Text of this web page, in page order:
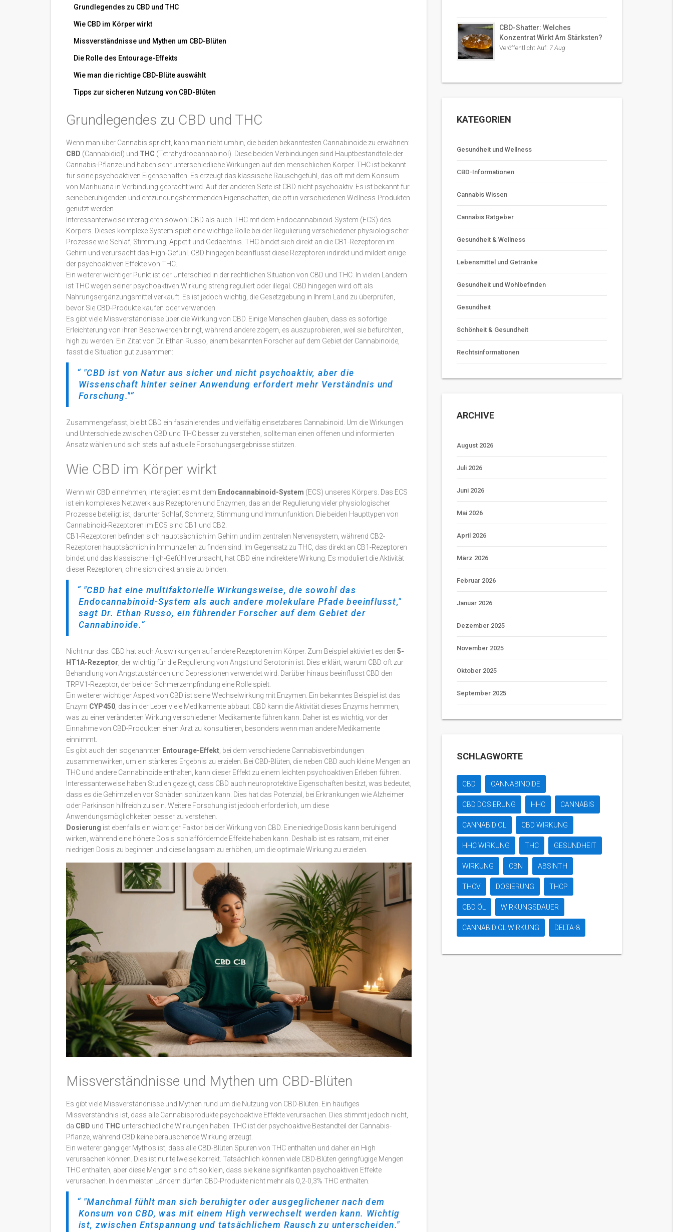
Grundlegendes zu CBD und THC
Wie CBD im Körper wirkt
Missverständnisse und Mythen um CBD-Blüten
Die Rolle des Entourage-Effekts
Wie man die richtige CBD-Blüte auswählt
Tipps zur sicheren Nutzung von CBD-Blüten
Grundlegendes zu CBD und THC
Wenn man über Cannabis spricht, kann man nicht umhin, die beiden bekanntesten Cannabinoide zu erwähnen:
CBD (Cannabidiol) und THC (Tetrahydrocannabinol). Diese beiden Verbindungen sind Hauptbestandteile der
Cannabis-Pflanze und haben sehr unterschiedliche Wirkungen auf den menschlichen Körper. THC ist bekannt
für seine psychoaktiven Eigenschaften. Es erzeugt das klassische Rauschgefühl, das oft mit dem Konsum
von Marihuana in Verbindung gebracht wird. Auf der anderen Seite ist CBD nicht psychoaktiv. Es ist bekannt für
seine beruhigenden und entzündungshemmenden Eigenschaften, die oft in verschiedenen Wellness-Produkten
genutzt werden.
Interessanterweise interagieren sowohl CBD als auch THC mit dem Endocannabinoid-System (ECS) des
Körpers. Dieses komplexe System spielt eine wichtige Rolle bei der Regulierung verschiedener physiologischer
Prozesse wie Schlaf, Stimmung, Appetit und Gedächtnis. THC bindet sich direkt an die CB1-Rezeptoren im
Gehirn und verursacht das High-Gefühl. CBD hingegen beeinflusst diese Rezeptoren indirekt und mildert einige
der psychoaktiven Effekte von THC.
Ein weiterer wichtiger Punkt ist der Unterschied in der rechtlichen Situation von CBD und THC. In vielen Ländern
ist THC wegen seiner psychoaktiven Wirkung streng reguliert oder illegal. CBD hingegen wird oft als
Nahrungsergänzungsmittel verkauft. Es ist jedoch wichtig, die Gesetzgebung in Ihrem Land zu überprüfen,
bevor Sie CBD-Produkte kaufen oder verwenden.
Es gibt viele Missverständnisse über die Wirkung von CBD. Einige Menschen glauben, dass es sofortige
Erleichterung von ihren Beschwerden bringt, während andere zögern, es auszuprobieren, weil sie befürchten,
high zu werden. Ein Zitat von Dr. Ethan Russo, einem bekannten Forscher auf dem Gebiet der Cannabinoide,
fasst die Situation gut zusammen:
"CBD ist von Natur aus sicher und nicht psychoaktiv, aber die
Wissenschaft hinter seiner Anwendung erfordert mehr Verständnis und
Forschung."
Zusammengefasst, bleibt CBD ein faszinierendes und vielfältig einsetzbares Cannabinoid. Um die Wirkungen
und Unterschiede zwischen CBD und THC besser zu verstehen, sollte man einen offenen und informierten
Ansatz wählen und sich stets auf aktuelle Forschungsergebnisse stützen.
Wie CBD im Körper wirkt
Wenn wir CBD einnehmen, interagiert es mit dem Endocannabinoid-System (ECS) unseres Körpers. Das ECS
ist ein komplexes Netzwerk aus Rezeptoren und Enzymen, das an der Regulierung vieler physiologischer
Prozesse beteiligt ist, darunter Schlaf, Schmerz, Stimmung und Immunfunktion. Die beiden Haupttypen von
Cannabinoid-Rezeptoren im ECS sind CB1 und CB2.
CB1-Rezeptoren befinden sich hauptsächlich im Gehirn und im zentralen Nervensystem, während CB2-
Rezeptoren hauptsächlich in Immunzellen zu finden sind. Im Gegensatz zu THC, das direkt an CB1-Rezeptoren
bindet und das klassische High-Gefühl verursacht, hat CBD eine indirektere Wirkung. Es moduliert die Aktivität
dieser Rezeptoren, ohne sich direkt an sie zu binden.
"CBD hat eine multifaktorielle Wirkungsweise, die sowohl das
Endocannabinoid-System als auch andere molekulare Pfade beeinflusst,"
sagt Dr. Ethan Russo, ein führender Forscher auf dem Gebiet der
Cannabinoide.
Nicht nur das. CBD hat auch Auswirkungen auf andere Rezeptoren im Körper. Zum Beispiel aktiviert es den 5-
HT1A-Rezeptor , der wichtig für die Regulierung von Angst und Serotonin ist. Dies erklärt, warum CBD oft zur
Behandlung von Angstzuständen und Depressionen verwendet wird. Darüber hinaus beeinflusst CBD den
TRPV1-Rezeptor, der bei der Schmerzempfindung eine Rolle spielt.
Ein weiterer wichtiger Aspekt von CBD ist seine Wechselwirkung mit Enzymen. Ein bekanntes Beispiel ist das
Enzym CYP450 , das in der Leber viele Medikamente abbaut. CBD kann die Aktivität dieses Enzyms hemmen,
was zu einer veränderten Wirkung verschiedener Medikamente führen kann. Daher ist es wichtig, vor der
Einnahme von CBD-Produkten einen Arzt zu konsultieren, besonders wenn man andere Medikamente
einnimmt.
Es gibt auch den sogenannten Entourage-Effekt , bei dem verschiedene Cannabisverbindungen
zusammenwirken, um ein stärkeres Ergebnis zu erzielen. Bei CBD-Blüten, die neben CBD auch kleine Mengen an
THC und andere Cannabinoide enthalten, kann dieser Effekt zu einem leichten psychoaktiven Erleben führen.
Interessanterweise haben Studien gezeigt, dass CBD auch neuroprotektive Eigenschaften besitzt, was bedeutet,
dass es die Gehirnzellen vor Schäden schützen kann. Dies hat das Potenzial, bei Erkrankungen wie Alzheimer
oder Parkinson hilfreich zu sein. Weitere Forschung ist jedoch erforderlich, um diese
Anwendungsmöglichkeiten besser zu verstehen.
Dosierung ist ebenfalls ein wichtiger Faktor bei der Wirkung von CBD. Eine niedrige Dosis kann beruhigend
wirken, während eine höhere Dosis schlaffördernde Effekte haben kann. Deshalb ist es ratsam, mit einer
niedrigen Dosis zu beginnen und diese langsam zu erhöhen, um die optimale Wirkung zu erzielen.
Missverständnisse und Mythen um CBD-Blüten
Es gibt viele Missverständnisse und Mythen rund um die Nutzung von CBD-Blüten. Ein häufiges
Missverständnis ist, dass alle Cannabisprodukte psychoaktive Effekte verursachen. Dies stimmt jedoch nicht,
da CBD und THC unterschiedliche Wirkungen haben. THC ist der psychoaktive Bestandteil der Cannabis-
Pflanze, während CBD keine berauschende Wirkung erzeugt.
Ein weiterer gängiger Mythos ist, dass alle CBD-Blüten Spuren von THC enthalten und daher ein High
verursachen können. Dies ist nur teilweise korrekt. Tatsächlich können viele CBD-Blüten geringfügige Mengen
THC enthalten, aber diese Mengen sind oft so klein, dass sie keine signifikanten psychoaktiven Effekte
verursachen. In den meisten Ländern dürfen CBD-Produkte nicht mehr als 0,2-0,3% THC enthalten.
"Manchmal fühlt man sich beruhigter oder ausgeglichener nach dem
Konsum von CBD, was mit einem High verwechselt werden kann. Wichtig
ist, zwischen Entspannung und tatsächlichem Rausch zu unterscheiden."
CBD-Shatter: Welches
Konzentrat Wirkt Am Stärksten?
Veröffentlicht Auf: 7 Aug
KATEGORIEN
Gesundheit und Wellness
CBD-Informationen
Cannabis Wissen
Cannabis Ratgeber
Gesundheit & Wellness
Lebensmittel und Getränke
Gesundheit und Wohlbefinden
Gesundheit
Schönheit & Gesundheit
Rechtsinformationen
ARCHIVE
August 2026
Juli 2026
Juni 2026
Mai 2026
April 2026
März 2026
Februar 2026
Januar 2026
Dezember 2025
November 2025
Oktober 2025
September 2025
SCHLAGWORTE
CBD CANNABINOIDE
CBD DOSIERUNG HHC CANNABIS
CANNABIDIOL CBD WIRKUNG
HHC WIRKUNG THC GESUNDHEIT
WIRKUNG CBN ABSINTH
THCV DOSIERUNG THCP
CBD ÖL WIRKUNGSDAUER
CANNABIDIOL WIRKUNG DELTA-8